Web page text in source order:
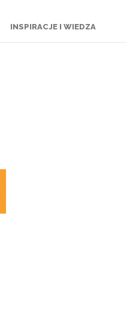
INSPIRACJE I WIEDZA